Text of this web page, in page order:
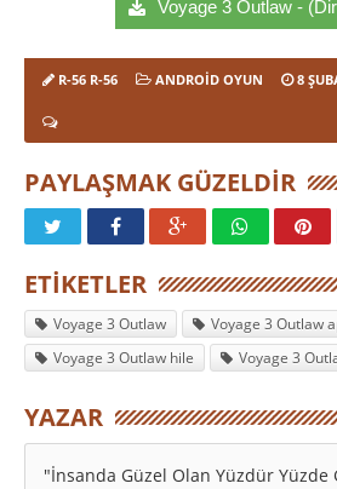
Voyage 3 Outlaw -
R-56 R-56 ANDROID OYUN 8
PAYLAŞMAK GÜZELDIR
ETIKETLER
Voyage 3 Outlaw
Voyage 3 Outlaw
Voyage 3 Outlaw hile
Voyage 3
YAZAR
"İnsanda Güzel Olan Yüzdür Yüzde